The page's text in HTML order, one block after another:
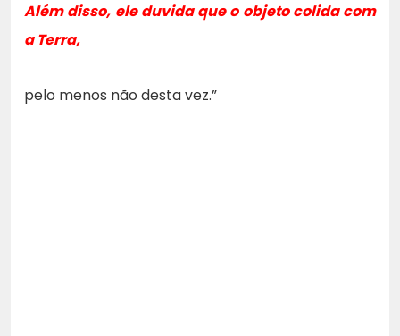
Além disso, ele duvida que o objeto colida com
a Terra,
pelo menos não desta vez.”